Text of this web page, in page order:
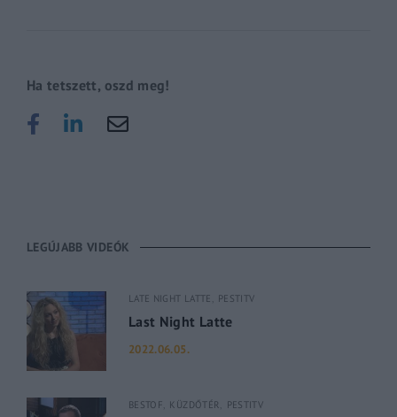
Ha tetszett, oszd meg!
LEGÚJABB VIDEÓK
LATE NIGHT LATTE PESTITV
Last Night Latte
2022.06.05.
BESTOF KÜZDŐTÉR PESTITV